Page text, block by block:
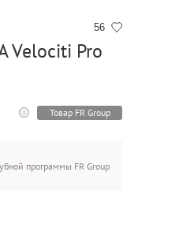
56
Velociti Pro
Товар FR Group
программы FR Group